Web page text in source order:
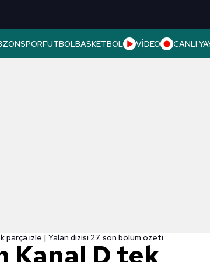
FUTBOLBASKETBOL VİDEO CANLI
parça izle | Yalan dizisi 27. son bölüm özeti
Kanal D tek